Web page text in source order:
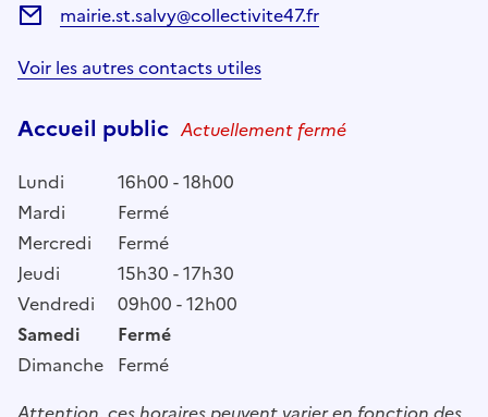
mairie.st.salvy@collectivite47.fr
Voir les autres contacts utiles
Accueil public Actuellement fermé
Lundi
16h00 - 18h00
Mardi
Fermé
Mercredi
Fermé
Jeudi
15h30 - 17h30
Vendredi
09h00 - 12h00
Samedi
Fermé
Dimanche Fermé